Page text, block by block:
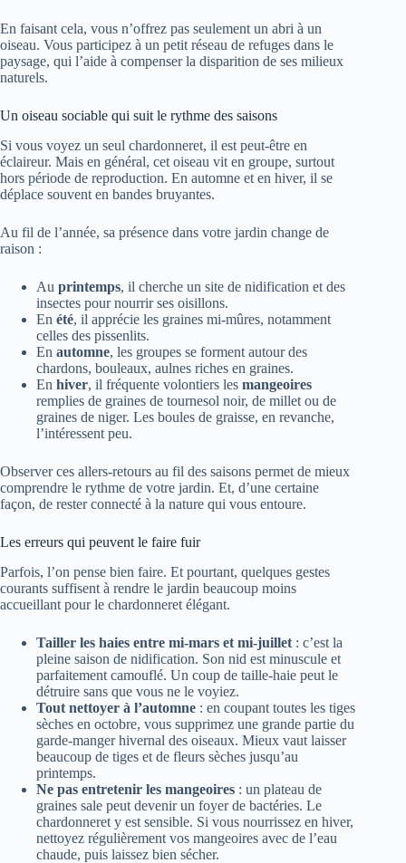
En faisant cela, vous n’offrez pas seulement un abri à un
oiseau. Vous participez à un petit réseau de refuges dans le
paysage, qui l’aide à compenser la disparition de ses milieux
naturels.
Un oiseau sociable qui suit le rythme des saisons
Si vous voyez un seul chardonneret, il est peut-être en
éclaireur. Mais en général, cet oiseau vit en groupe, surtout
hors période de reproduction. En automne et en hiver, il se
déplace souvent en bandes bruyantes.
Au fil de l’année, sa présence dans votre jardin change de
raison :
Au printemps, il cherche un site de nidification et des
insectes pour nourrir ses oisillons.
En été, il apprécie les graines mi-mûres, notamment
celles des pissenlits.
En automne, les groupes se forment autour des
chardons, bouleaux, aulnes riches en graines.
En hiver, il fréquente volontiers les mangeoires
remplies de graines de tournesol noir, de millet ou de
graines de niger. Les boules de graisse, en revanche,
l’intéressent peu.
Observer ces allers-retours au fil des saisons permet de mieux
comprendre le rythme de votre jardin. Et, d’une certaine
façon, de rester connecté à la nature qui vous entoure.
Les erreurs qui peuvent le faire fuir
Parfois, l’on pense bien faire. Et pourtant, quelques gestes
courants suffisent à rendre le jardin beaucoup moins
accueillant pour le chardonneret élégant.
Tailler les haies entre mi-mars et mi-juillet : c’est la
pleine saison de nidification. Son nid est minuscule et
parfaitement camouflé. Un coup de taille-haie peut le
détruire sans que vous ne le voyiez.
Tout nettoyer à l’automne : en coupant toutes les tiges
sèches en octobre, vous supprimez une grande partie du
garde-manger hivernal des oiseaux. Mieux vaut laisser
beaucoup de tiges et de fleurs sèches jusqu’au
printemps.
Ne pas entretenir les mangeoires : un plateau de
graines sale peut devenir un foyer de bactéries. Le
chardonneret y est sensible. Si vous nourrissez en hiver,
nettoyez régulièrement vos mangeoires avec de l’eau
chaude, puis laissez bien sécher.